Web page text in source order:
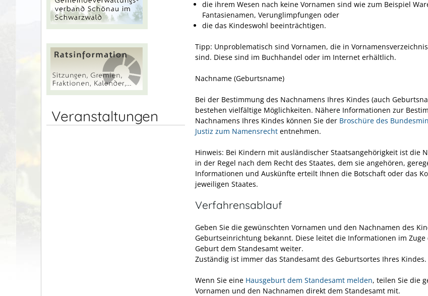
Veranstaltungen
die ihrem Wesen nach keine Vornamen sind wie zum Beispiel
Fantasienamen, Verunglimpfungen oder
die das Kindeswohl beeinträchtigen.
Tipp: Unproblematisch sind Vornamen, die in
sind. Diese sind im Buchhandel oder im Internet erhältlich.
Nachname (Geburtsname)
Bei der Bestimmung des Nachnamens Ihres Kindes (auch
bestehen vielfältige Möglichkeiten. Nähere Informationen zur
Nachnamens Ihres Kindes können Sie der Broschüre des
Justiz zum Namensrecht entnehmen.
Hinweis: Bei Kindern mit ausländischer Staatsangehörigkeit ist die
in der Regel nach dem Recht des Staates, dem sie angehören,
Informationen und Auskünfte erteilt Ihnen die Botschaft oder das
jeweiligen Staates.
Verfahrensablauf
Geben Sie die gewünschten Vornamen und den Nachnamen des
Geburtseinrichtung bekannt. Diese leitet die Informationen im Zuge
Geburt dem Standesamt weiter.
Zuständig ist immer das Standesamt des Geburtsortes Ihres Kindes.
Wenn Sie eine Hausgeburt dem Standesamt melden, teilen Sie die
Vornamen und den Nachnamen direkt dem Standesamt mit.